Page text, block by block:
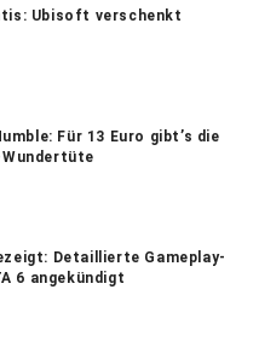
Ubisoft verschenkt
Für 13 Euro gibt’s die
Detaillierte Gameplay-
6 angekündigt